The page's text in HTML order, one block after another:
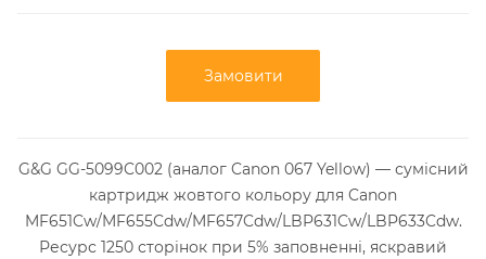
Замовити
G&G GG-5099C002 (аналог Canon 067 Yellow) — сумісний
картридж жовтого кольору для Canon
MF651Cw/MF655Cdw/MF657Cdw/LBP631Cw/LBP633Cdw.
Ресурс 1250 сторінок при 5% заповненні, яскравий